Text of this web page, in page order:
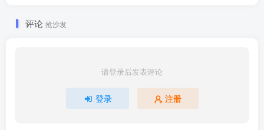
评论 抢沙发
请登录后发表评论
登录 注册